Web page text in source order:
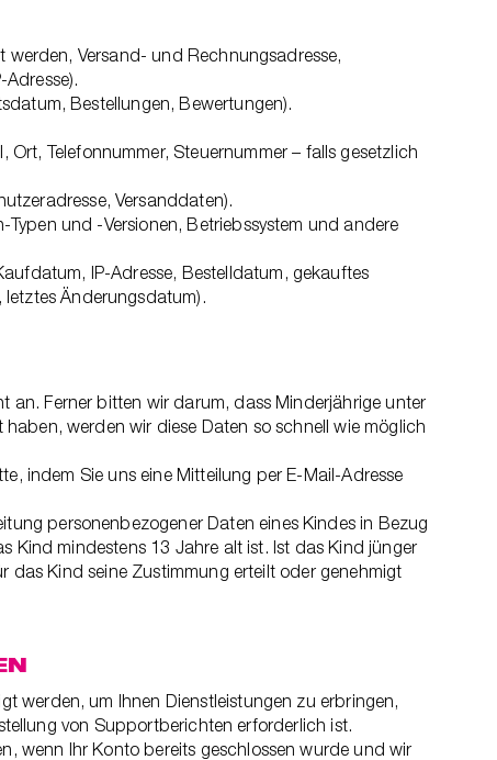
Versand- und Rechnungsadresse,
Bestellungen, Bewertungen).
Telefonnummer, Steuernummer – falls gesetzlich
Versanddaten).
und -Versionen, Betriebssystem und andere
IP-Adresse, Bestelldatum, gekauftes
Änderungsdatum).
an. Ferner bitten wir darum, dass Minderjährige unter
werden wir diese Daten so schnell wie möglich
indem Sie uns eine Mitteilung per E-Mail-Adresse
personenbezogener Daten eines Kindes in Bezug
Kind mindestens 13 Jahre alt ist. Ist das Kind jünger
das Kind seine Zustimmung erteilt oder genehmigt
werden, um Ihnen Dienstleistungen zu erbringen,
von Supportberichten erforderlich ist.
wenn Ihr Konto bereits geschlossen wurde und wir